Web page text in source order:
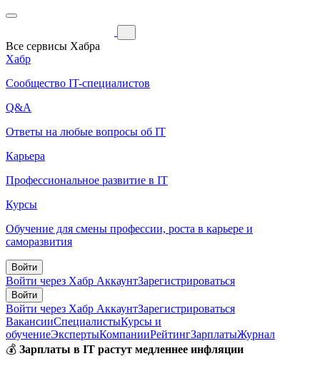
Все сервисы Хабра
Хабр
Сообщество IT-специалистов
Q&A
Ответы на любые вопросы об IT
Карьера
Профессиональное развитие в IT
Курсы
Обучение для смены профессии, роста в карьере и
саморазвития
Войти
Войти через Хабр АккаунтЗарегистрироваться
Войти
Войти через Хабр АккаунтЗарегистрироваться
ВакансииСпециалистыКурсы и
обучениеЭкспертыКомпанииРейтингЗарплатыЖурнал
💰 Зарплаты в IT растут медленнее инфляции